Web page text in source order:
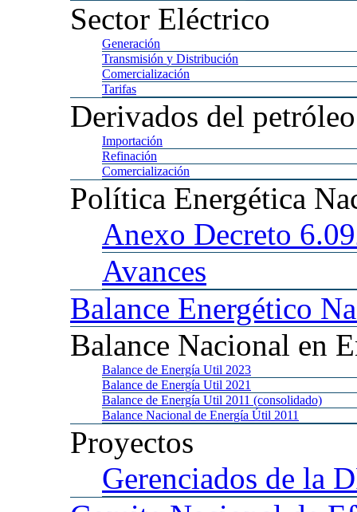
Sector Eléctrico
Generación
Transmisión y Distribución
Comercialización
Tarifas
Derivados del petróleo
Importación
Refinación
Comercialización
Política Energética
Anexo Decreto
Avances
Balance Energético
Balance Nacional en
Balance de Energía Util 2023
Balance de Energía Util 2021
Balance de Energía Util 2011 (consolidado)
Balance Nacional de Energía Útil 2011
Proyectos
Gerenciados de la